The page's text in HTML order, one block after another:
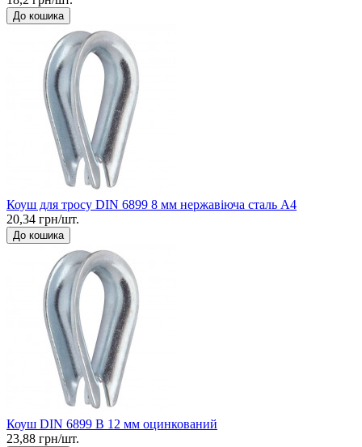
До кошика
Коуш для тросу DIN 6899 8 мм нержавіюча сталь А4
20,34 грн/шт.
До кошика
Коуш DIN 6899 B 12 мм оцинкований
23,88 грн/шт.